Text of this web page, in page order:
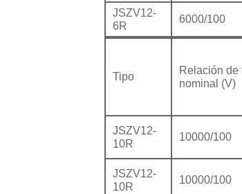
JSZV12-
6R
6000/100
Tipo
Relación de
nominal (V)
JSZV12-
10R
10000/100
JSZV12-
10R
10000/100